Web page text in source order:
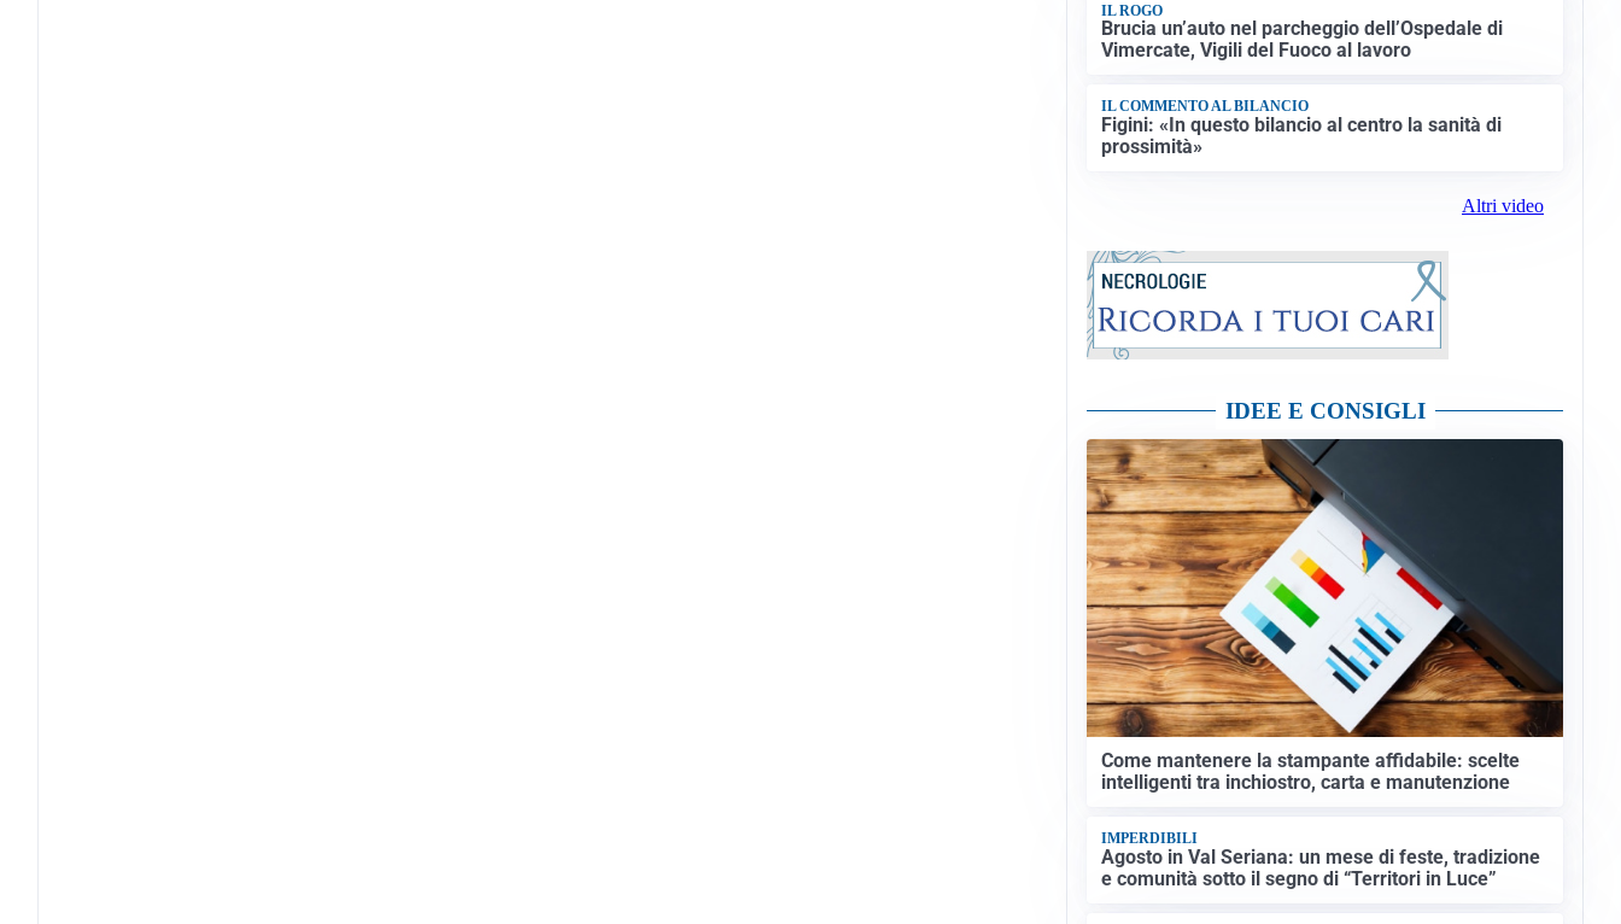
IL ROGO
Brucia un’auto nel parcheggio dell’Ospedale di
Vimercate, Vigili del Fuoco al lavoro
IL COMMENTO AL BILANCIO
Figini: «In questo bilancio al centro la sanità di
prossimità»
Altri video
IDEE E CONSIGLI
Come mantenere la stampante affidabile: scelte
intelligenti tra inchiostro, carta e manutenzione
IMPERDIBILI
Agosto in Val Seriana: un mese di feste, tradizione
e comunità sotto il segno di “Territori in Luce”